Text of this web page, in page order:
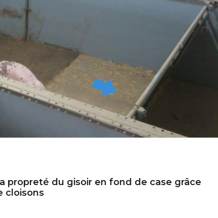
propreté du gisoir en fond de case grâce
cloisons